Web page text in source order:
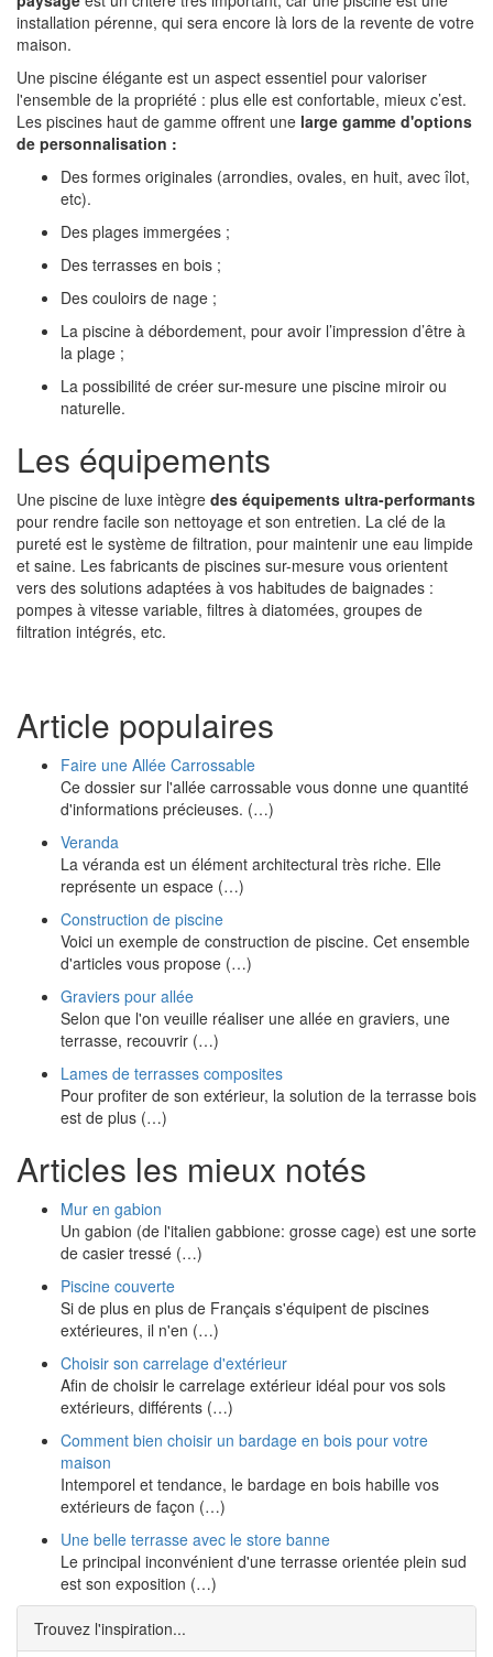
installation pérenne, qui sera encore là lors de la revente de votre
maison.
Une piscine élégante est un aspect essentiel pour valoriser
l'ensemble de la propriété : plus elle est confortable, mieux c’est.
Les piscines haut de gamme offrent une large gamme d'options
de personnalisation :
Des formes originales (arrondies, ovales, en huit, avec îlot,
etc).
Des plages immergées ;
Des terrasses en bois ;
Des couloirs de nage ;
La piscine à débordement, pour avoir l’impression d’être à
la plage ;
La possibilité de créer sur-mesure une piscine miroir ou
naturelle.
Les équipements
Une piscine de luxe intègre des équipements ultra-performants
pour rendre facile son nettoyage et son entretien. La clé de la
pureté est le système de filtration, pour maintenir une eau limpide
et saine. Les fabricants de piscines sur-mesure vous orientent
vers des solutions adaptées à vos habitudes de baignades :
pompes à vitesse variable, filtres à diatomées, groupes de
filtration intégrés, etc.
Article populaires
Faire une Allée Carrossable
Ce dossier sur l'allée carrossable vous donne une quantité
d'informations précieuses. (…)
Veranda
La véranda est un élément architectural très riche. Elle
représente un espace (…)
Construction de piscine
Voici un exemple de construction de piscine. Cet ensemble
d'articles vous propose (…)
Graviers pour allée
Selon que l'on veuille réaliser une allée en graviers, une
terrasse, recouvrir (…)
Lames de terrasses composites
Pour profiter de son extérieur, la solution de la terrasse bois
est de plus (…)
Articles les mieux notés
Mur en gabion
Un gabion (de l'italien gabbione: grosse cage) est une sorte
de casier tressé (…)
Piscine couverte
Si de plus en plus de Français s'équipent de piscines
extérieures, il n'en (…)
Choisir son carrelage d'extérieur
Afin de choisir le carrelage extérieur idéal pour vos sols
extérieurs, différents (…)
Comment bien choisir un bardage en bois pour votre
maison
Intemporel et tendance, le bardage en bois habille vos
extérieurs de façon (…)
Une belle terrasse avec le store banne
Le principal inconvénient d'une terrasse orientée plein sud
est son exposition (…)
Trouvez l'inspiration...